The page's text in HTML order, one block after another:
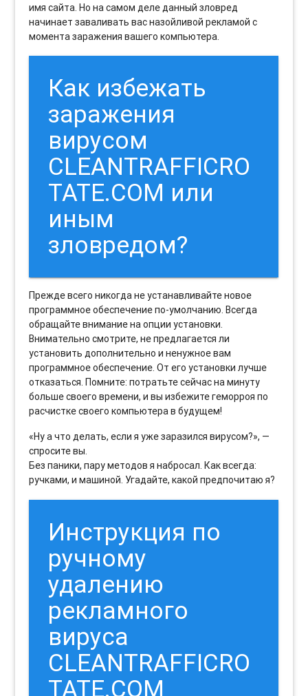
имя сайта. Но на самом деле данный зловред
начинает заваливать вас назойливой рекламой с
момента заражения вашего компьютера.
Как избежать
заражения
вирусом
CLEANTRAFFICRO
TATE.COM или
иным
зловредом?
Прежде всего никогда не устанавливайте новое
программное обеспечение по-умолчанию. Всегда
обращайте внимание на опции установки.
Внимательно смотрите, не предлагается ли
установить дополнительно и ненужное вам
программное обеспечение. От его установки лучше
отказаться. Помните: потратьте сейчас на минуту
больше своего времени, и вы избежите геморроя по
расчистке своего компьютера в будущем!
«Ну а что делать, если я уже заразился вирусом?», —
спросите вы.
Без паники, пару методов я набросал. Как всегда:
ручками, и машиной. Угадайте, какой предпочитаю я?
Инструкция по
ручному
удалению
рекламного
вируса
CLEANTRAFFICRO
TATE.COM